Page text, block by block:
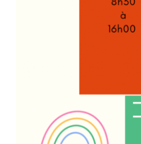
13 H 30 Min
Voir Le Calendrier